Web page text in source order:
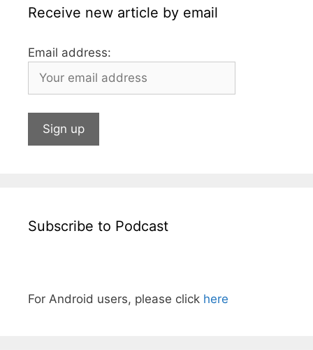
Receive new article by email
Email address:
Subscribe to Podcast
For Android users, please click here